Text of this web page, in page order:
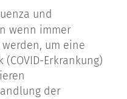
und
wenn immer
um eine
Erkrankung)
der